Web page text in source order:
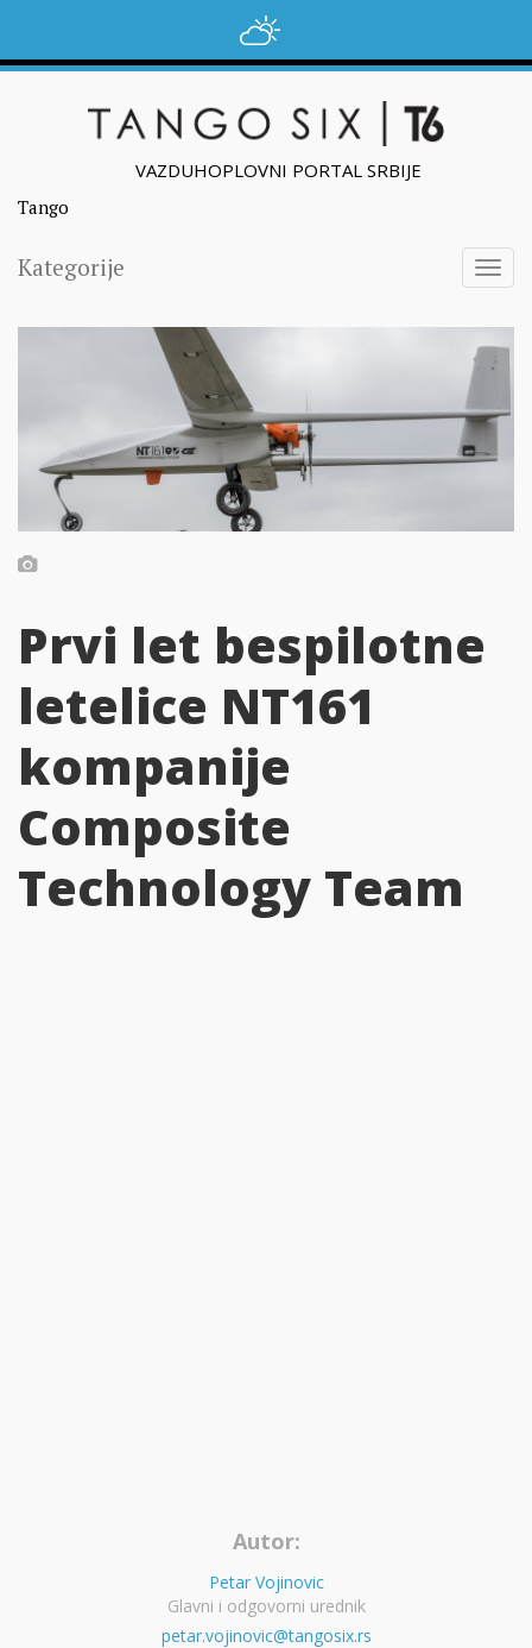
VAZDUHOPLOVNI PORTAL SRBIJE
Tango
Kategorije
Prvi let bespilotne
letelice NT161
kompanije
Composite
Technology Team
Autor:
Petar Vojinovic
Glavni i odgovorni urednik
petar.vojinovic@tangosix.rs